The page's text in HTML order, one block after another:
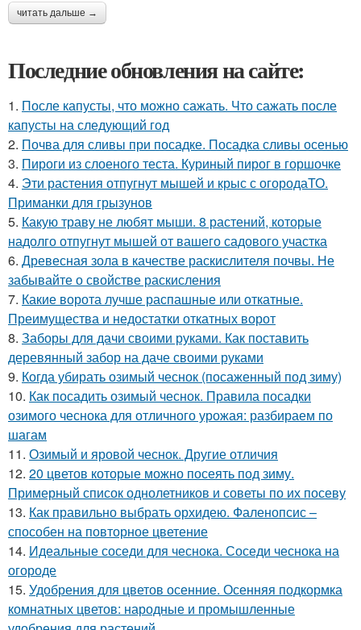
читать дальше →
Последние обновления на сайте:
1. После капусты, что можно сажать. Что сажать после
капусты на следующий год
2. Почва для сливы при посадке. Посадка сливы осенью
3. Пироги из слоеного теста. Куриный пирог в горшочке
4. Эти растения отпугнут мышей и крыс с огородаТО.
Приманки для грызунов
5. Какую траву не любят мыши. 8 растений, которые
надолго отпугнут мышей от вашего садового участка
6. Древесная зола в качестве раскислителя почвы. Не
забывайте о свойстве раскисления
7. Какие ворота лучше распашные или откатные.
Преимущества и недостатки откатных ворот
8. Заборы для дачи своими руками. Как поставить
деревянный забор на даче своими руками
9. Когда убирать озимый чеснок (посаженный под зиму)
10. Как посадить озимый чеснок. Правила посадки
озимого чеснока для отличного урожая: разбираем по
шагам
11. Озимый и яровой чеснок. Другие отличия
12. 20 цветов которые можно посеять под зиму.
Примерный список однолетников и советы по их посеву
13. Как правильно выбрать орхидею. Фаленопсис –
способен на повторное цветение
14. Идеальные соседи для чеснока. Соседи чеснока на
огороде
15. Удобрения для цветов осенние. Осенняя подкормка
комнатных цветов: народные и промышленные